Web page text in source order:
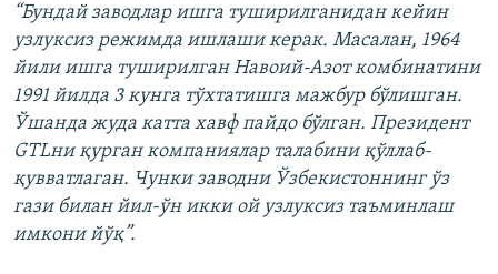
“Бундай заводлар ишга туширилганидан кейин
узлуксиз режимда ишлаши керак. Масалан, 1964
йили ишга туширилган Навоий-Азот комбинатини
1991 йилда 3 кунга тўхтатишга мажбур бўлишган.
Ўшанда жуда катта хавф пайдо бўлган. Президент
GTLни қурган компаниялар талабини қўллаб-
қувватлаган. Чунки заводни Ўзбекистоннинг ўз
гази билан йил-ўн икки ой узлуксиз таъминлаш
имкони йўқ”.